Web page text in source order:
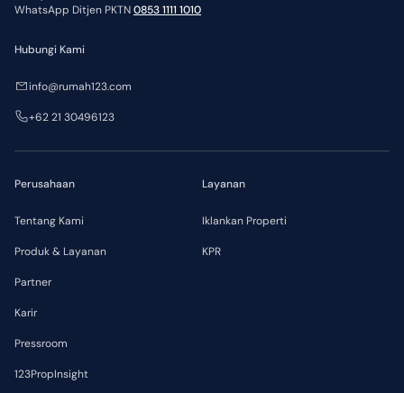
WhatsApp Ditjen PKTN0853 1111 1010
Perusahaan
Tentang Kami
Produk & Layanan
Partner
Karir
Pressroom
123PropInsight
Layanan
Iklankan Properti
KPR
Hubungi Kami
info@rumah123.com
+62 21 30496123